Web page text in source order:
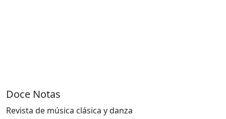
Doce Notas
Revista de música clásica y danza